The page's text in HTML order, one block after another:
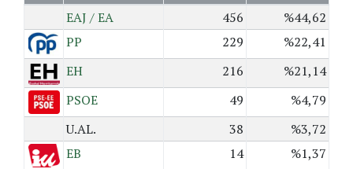
EAJ / EA
456
%44,62
PP
229
%22,41
EH
216
%21,14
PSOE
49
%4,79
U.AL.
38
%3,72
EB
14 %1,37